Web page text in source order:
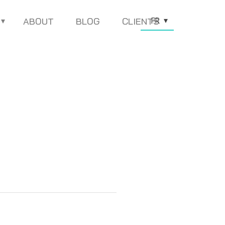
ABOUT BLOG CLIENTS
FR